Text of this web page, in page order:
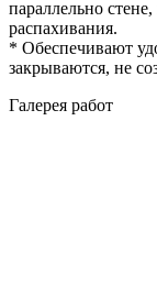
параллельно
распахивания.
* Обеспечивают
закрываются, не
Галерея работ